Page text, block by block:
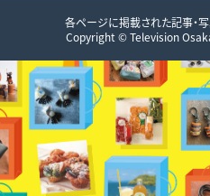
各ページに掲載された記事・
Copyright ©Television